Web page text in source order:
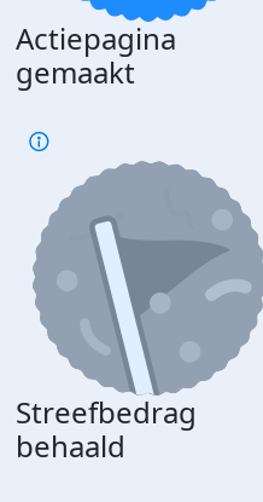
Actiepagina
gemaakt
Streefbedrag
behaald